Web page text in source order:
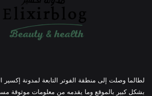
لطالما وصلت إلى منطقة الفوتر التابعة لمدونة إكسير
بشكل كبير بالموقع وما يقدمه من معلومات موثوقة